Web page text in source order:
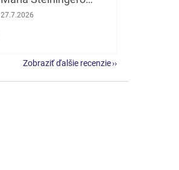
Hodnotenie obchodu je 5 z 5 hviezdičiek.
27.7.2026
Zobraziť ďalšie recenzie